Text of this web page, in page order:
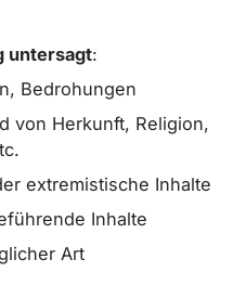
untersagt:
Bedrohungen
von Herkunft, Religion,
extremistische Inhalte
Inhalte
Art